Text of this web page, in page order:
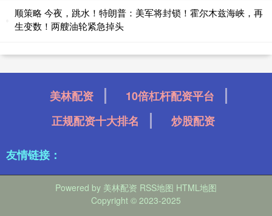
顺策略 今夜，跳水！特朗普：美军将封锁！霍尔木兹海峡，再
生变数！两艘油轮紧急掉头
美林配资
10倍杠杆配资平台
正规配资十大排名
炒股配资
友情链接：
Powered by 美林配资 RSS地图 HTML地图
Copyright © 2023-2025